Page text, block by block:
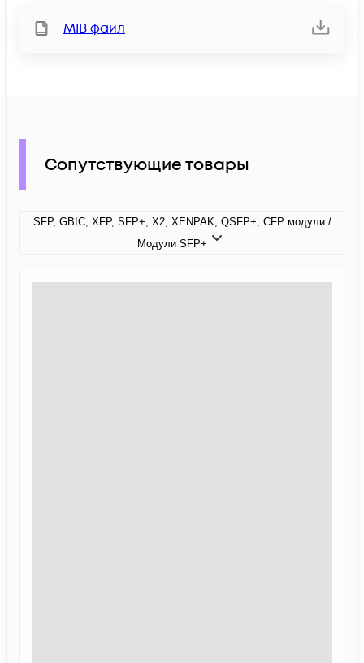
MIB файл
Сопутствующие товары
SFP, GBIC, XFP, SFP+, X2, XENPAK, QSFP+, CFP модули /
Модули SFP+